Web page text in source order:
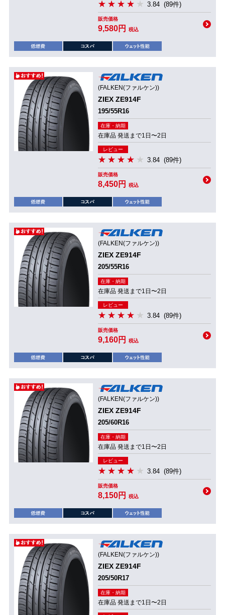
3.84 (89件)
販売価格
9,580円 税込
(FALKEN(ファルケン))
ZIEX ZE914F
195/55R16
在庫・納期
在庫品 発送まで1日〜2日
レビュー
3.84 (89件)
販売価格
8,450円 税込
(FALKEN(ファルケン))
ZIEX ZE914F
205/55R16
在庫・納期
在庫品 発送まで1日〜2日
レビュー
3.84 (89件)
販売価格
9,160円 税込
(FALKEN(ファルケン))
ZIEX ZE914F
205/60R16
在庫・納期
在庫品 発送まで1日〜2日
レビュー
3.84 (89件)
販売価格
8,150円 税込
(FALKEN(ファルケン))
ZIEX ZE914F
205/50R17
在庫・納期
在庫品 発送まで1日〜2日